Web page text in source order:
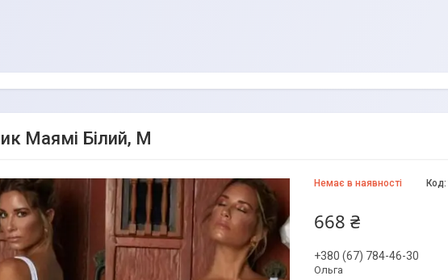
Маямі Білий, M
Немає в наявності Код:
668 ₴
+380 (67) 784-46-30
Ольга